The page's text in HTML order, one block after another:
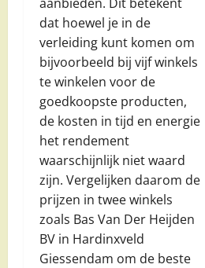
dat hoewel je in de
verleiding kunt komen om
bijvoorbeeld bij vijf winkels
te winkelen voor de
goedkoopste producten,
de kosten in tijd en energie
het rendement
waarschijnlijk niet waard
zijn. Vergelijken daarom de
prijzen in twee winkels
zoals Bas Van Der Heijden
BV in Hardinxveld
Giessendam om de beste